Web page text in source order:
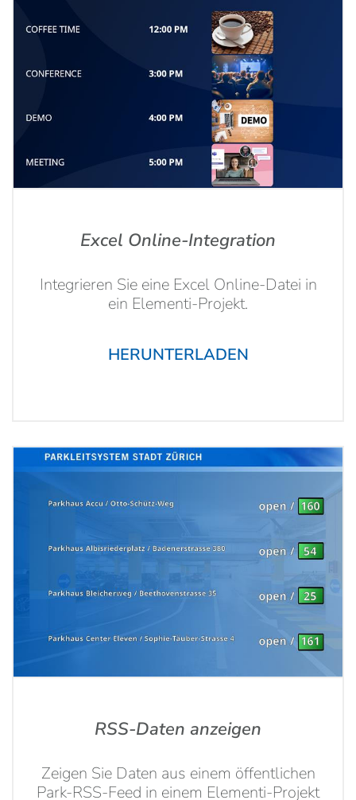
Excel Online-Integration
Integrieren Sie eine Excel Online-Datei in
ein Elementi-Projekt.
HERUNTERLADEN
RSS-Daten anzeigen
Zeigen Sie Daten aus einem öffentlichen
Park-RSS-Feed in einem Elementi-Projekt